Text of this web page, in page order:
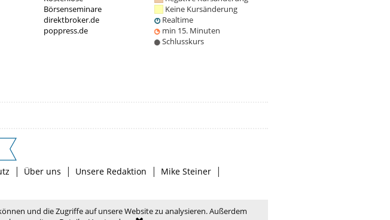
Börsenseminare
direktbroker.de
poppress.de
Keine Kursänderung
Realtime
min 15. Minuten
Schlusskurs
| Über uns | Unsere Redaktion | Mike Steiner |
und die Zugriffe auf unsere Website zu analysieren. Außerdem